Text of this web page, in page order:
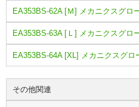
EA353BS-62A [Ｍ] メカニクスグロ
EA353BS-63A [Ｌ] メカニクスグロ
EA353BS-64A [XL] メカニクスグロ
その他関連